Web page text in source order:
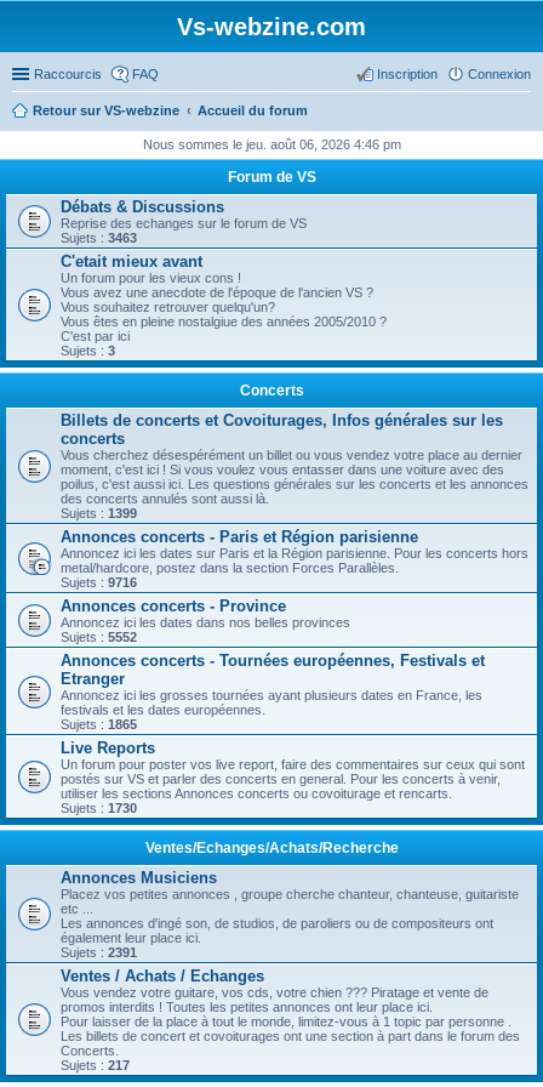
Vs-webzine.com
Raccourcis FAQ Connexion
Inscription
Retour sur VS-webzine Accueil du forum
Nous sommes le jeu. août 06, 2026 4:46 pm
Forum de VS
Débats & Discussions
Reprise des echanges sur le forum de VS
Sujets : 3463
C'etait mieux avant
Un forum pour les vieux cons !
Vous avez une anecdote de l'époque de l'ancien VS ?
Vous souhaitez retrouver quelqu'un?
Vous êtes en pleine nostalgiue des années 2005/2010 ?
C'est par ici
Sujets : 3
Concerts
Billets de concerts et Covoiturages, Infos générales sur les
concerts
Vous cherchez désespérément un billet ou vous vendez votre place au dernier
moment, c'est ici ! Si vous voulez vous entasser dans une voiture avec des
poilus, c'est aussi ici. Les questions générales sur les concerts et les annonces
des concerts annulés sont aussi là.
Sujets : 1399
Annonces concerts - Paris et Région parisienne
Annoncez ici les dates sur Paris et la Région parisienne. Pour les concerts hors
metal/hardcore, postez dans la section Forces Parallèles.
Sujets : 9716
Annonces concerts - Province
Annoncez ici les dates dans nos belles provinces
Sujets : 5552
Annonces concerts - Tournées européennes, Festivals et
Etranger
Annoncez ici les grosses tournées ayant plusieurs dates en France, les
festivals et les dates européennes.
Sujets : 1865
Live Reports
Un forum pour poster vos live report, faire des commentaires sur ceux qui sont
postés sur VS et parler des concerts en general. Pour les concerts à venir,
utiliser les sections Annonces concerts ou covoiturage et rencarts.
Sujets : 1730
Ventes/Echanges/Achats/Recherche
Annonces Musiciens
Placez vos petites annonces , groupe cherche chanteur, chanteuse, guitariste
etc ...
Les annonces d'ingé son, de studios, de paroliers ou de compositeurs ont
également leur place ici.
Sujets : 2391
Ventes / Achats / Echanges
Vous vendez votre guitare, vos cds, votre chien ??? Piratage et vente de
promos interdits ! Toutes les petites annonces ont leur place ici.
Pour laisser de la place à tout le monde, limitez-vous à 1 topic par personne .
Les billets de concert et covoiturages ont une section à part dans le forum des
Concerts.
Sujets : 217